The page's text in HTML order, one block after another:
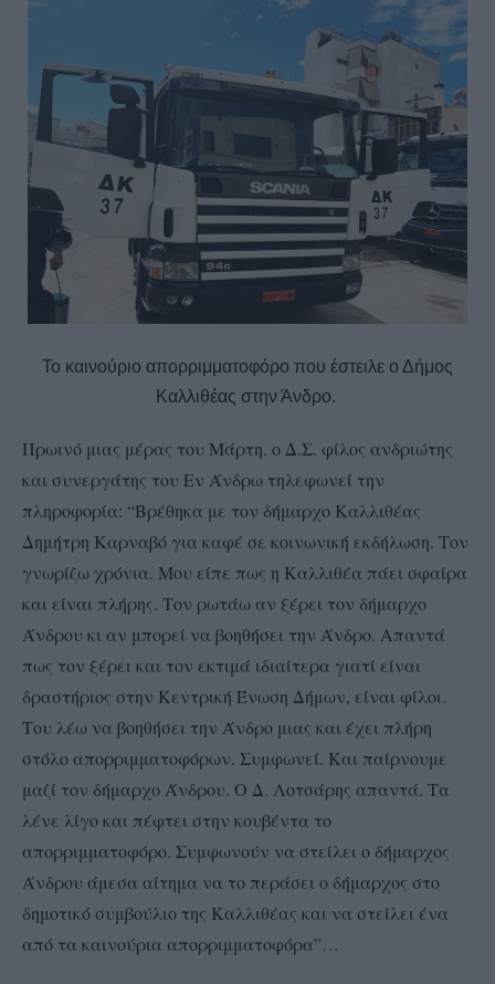
Το καινούριο απορριμματοφόρο που έστειλε ο Δήμος
Καλλιθέας στην Άνδρο.
Πρωινό μιας μέρας του Μάρτη. ο Δ.Σ. φίλος ανδριώτης
και συνεργάτης του Εν Άνδρω τηλεφωνεί την
πληροφορία: “Βρέθηκα με τον δήμαρχο Καλλιθέας
Δημήτρη Καρναβό για καφέ σε κοινωνική εκδήλωση. Τον
γνωρίζω χρόνια. Μου είπε πως η Καλλιθέα πάει σφαίρα
και είναι πλήρης. Τον ρωτάω αν ξέρει τον δήμαρχο
Άνδρου κι αν μπορεί να βοηθήσει την Άνδρο. Απαντά
πως τον ξέρει και τον εκτιμά ιδιαίτερα γιατί είναι
δραστήριος στην Κεντρική Ένωση Δήμων, είναι φίλοι.
Του λέω να βοηθήσει την Άνδρο μιας και έχει πλήρη
στόλο απορριμματοφόρων. Συμφωνεί. Και παίρνουμε
μαζί τον δήμαρχο Άνδρου. Ο Δ. Λοτσάρης απαντά. Τα
λένε λίγο και πέφτει στην κουβέντα το
απορριμματοφόρο. Συμφωνούν να στείλει ο δήμαρχος
Άνδρου άμεσα αίτημα να το περάσει ο δήμαρχος στο
δημοτικό συμβούλιο της Καλλιθέας και να στείλει ένα
από τα καινούρια απορριμματοφόρα”…